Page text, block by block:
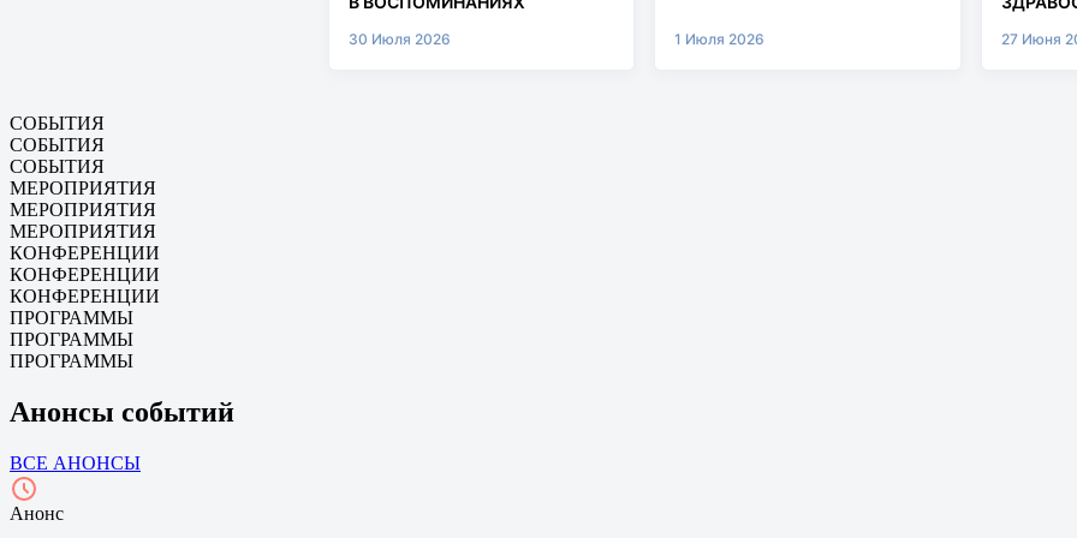
30 Июля 2026 1 Июля 2026 27 Июня
СОБЫТИЯ
СОБЫТИЯ
СОБЫТИЯ
МЕРОПРИЯТИЯ
МЕРОПРИЯТИЯ
МЕРОПРИЯТИЯ
КОНФЕРЕНЦИИ
КОНФЕРЕНЦИИ
КОНФЕРЕНЦИИ
ПРОГРАММЫ
ПРОГРАММЫ
ПРОГРАММЫ
Анонсы событий
ВСЕ АНОНСЫ
Анонс